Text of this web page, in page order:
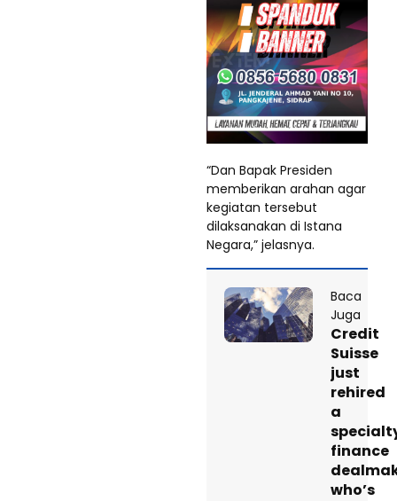
“Dan Bapak Presiden
memberikan arahan agar
kegiatan tersebut
dilaksanakan di Istana
Negara,” jelasnya.
Baca
Juga
Credit
Suisse
just
rehired
a
finance
who’s